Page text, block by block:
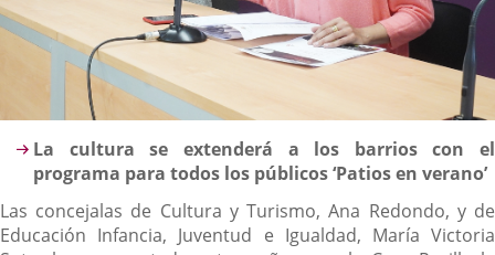
Content
La cultura se extenderá a los barrios con el
programa para todos los públicos ‘Patios en verano’
Las concejalas de Cultura y Turismo, Ana Redondo, y de
Educación Infancia, Juventud e Igualdad, María Victoria